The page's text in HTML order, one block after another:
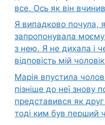
все. Ось як він
Я випадково почула,
запропонувала
з нею. Я не дихала і
відповість мій
Марія впустила
пізніше до неї знову
представився як
тоді ким був перший